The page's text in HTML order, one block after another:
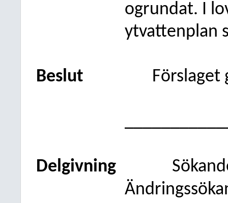
ogrundat. I
ytvattenplan
Beslut Förslaget
Delgivning